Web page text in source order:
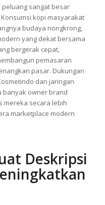
sangat besar
kopi masyarakat
budaya nongkrong,
yang dekat bersama
bergerak cepat,
pemasaran
pasar. Dukungan
dan jaringan
banyak owner brand
mereka secara lebih
marketplace modern
Deskripsi